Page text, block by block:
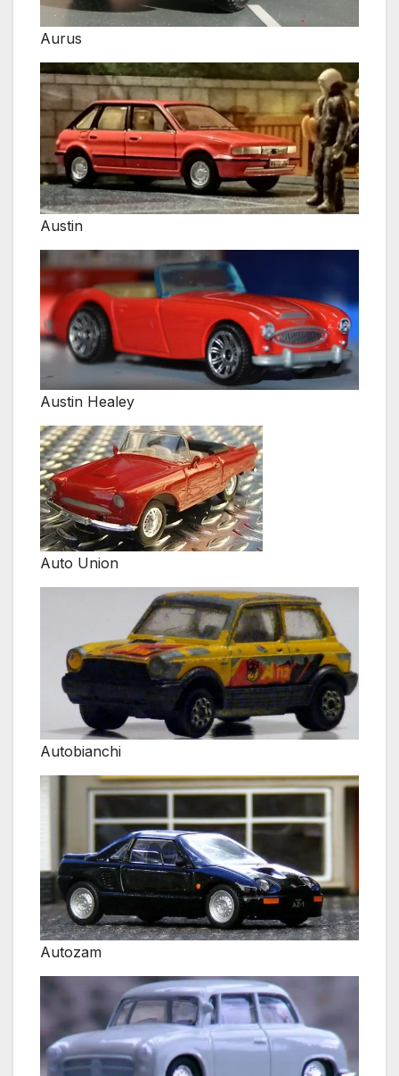
Aurus
Austin
Austin Healey
Auto Union
Autobianchi
Autozam